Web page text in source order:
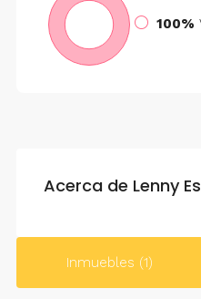
100%
Acerca de Lenny
Inmuebles (1)